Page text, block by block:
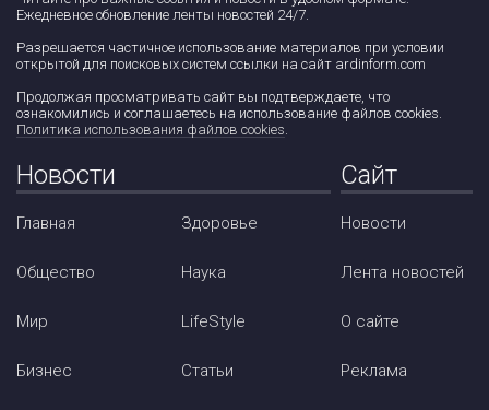
Ежедневное обновление ленты новостей 24/7.
Разрешается частичное использование материалов при условии
открытой для поисковых систем ссылки на сайт ardinform.com
Продолжая просматривать сайт вы подтверждаете, что
ознакомились и соглашаетесь на использование файлов cookies.
Политика использования файлов cookies.
Новости
Главная
Общество
Мир
Бизнес
Здоровье
Наука
LifeStyle
Статьи
Сайт
Новости
Лента новостей
О сайте
Реклама